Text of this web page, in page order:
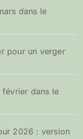
dans le
pour un verger
février dans le
2026 : version